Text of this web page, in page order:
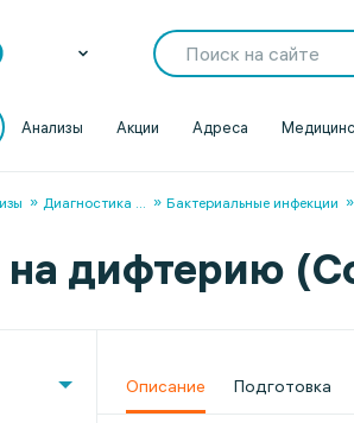
Анализы Акции Адреса
Диагностика ... Бактериальные инфекции
на дифтерию
Описание Подготовка